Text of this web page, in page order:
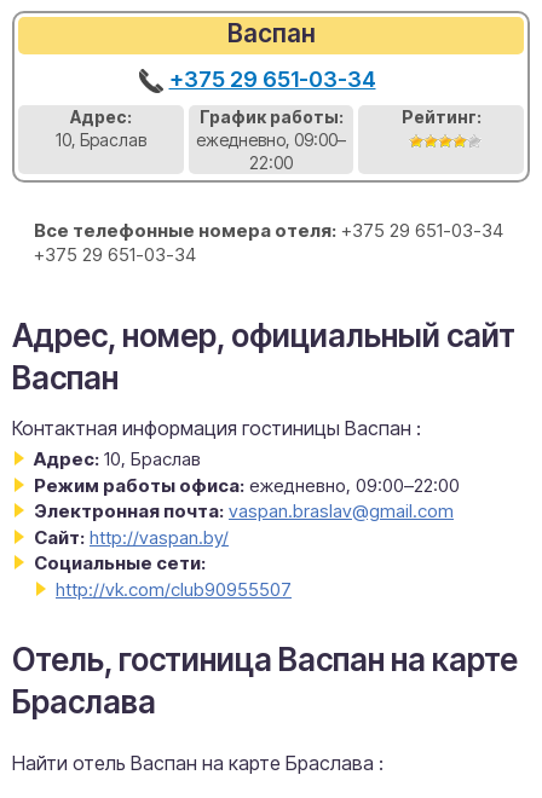
Васпан
+375 29 651-03-34
Адрес:
10, Браслав
График работы:
ежедневно, 09:00–
22:00
Рейтинг:
Все телефонные номера отеля: +375 29 651-03-34
+375 29 651-03-34
Адрес, номер, официальный сайт
Васпан
Контактная информация гостиницы Васпан :
Адрес: 10, Браслав
Режим работы офиса: ежедневно, 09:00–22:00
Электронная почта: vaspan.braslav@gmail.com
Сайт: http://vaspan.by/
Социальные сети:
http://vk.com/club90955507
Отель, гостиница Васпан на карте
Браслава
Найти отель Васпан на карте Браслава :